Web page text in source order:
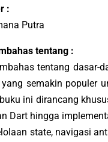
:
Putra
tentang :
tentang dasar-
yang semakin populer
ini dirancang
Dart hingga
state, navigasi